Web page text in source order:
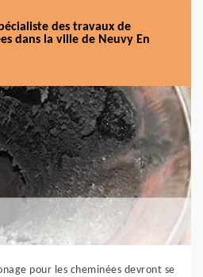
des travaux de
dans la ville de Neuvy En
pour les cheminées devront se